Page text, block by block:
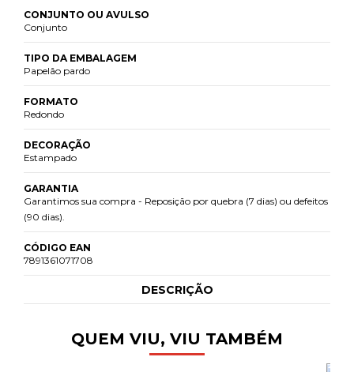
CONJUNTO OU AVULSO
Conjunto
TIPO DA EMBALAGEM
Papelão pardo
FORMATO
Redondo
DECORAÇÃO
Estampado
GARANTIA
Garantimos sua compra - Reposição por quebra (7 dias) ou defeitos
(90 dias).
CÓDIGO EAN
7891361071708
DESCRIÇÃO
QUEM VIU, VIU TAMBÉM